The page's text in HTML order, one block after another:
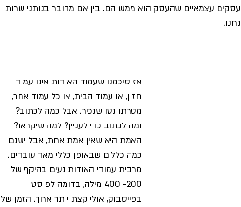
עסקים עצמאיים שהעסק הוא ממש הם. בין אם מדובר בנותני שרות
אז סיכמנו שעמוד האודות אינו עמוד
חזון, או עמוד הבית, או כל עמוד אחר,
מטרתו נטו שנכיר. אבל כמה לכתוב?
ומה לכתוב כדי לעניין? למה שיקראו?
האמת היא שאין אמת אחת, אבל ישנם
כמה כללים שבאופן כללי מאד עובדים.
מרבית עמודי האודות נעים בהיקף של
200- 400 מילה, בדומה לפוסט
בפייסבוק, אולי קצת יותר ארוך. הזמן של